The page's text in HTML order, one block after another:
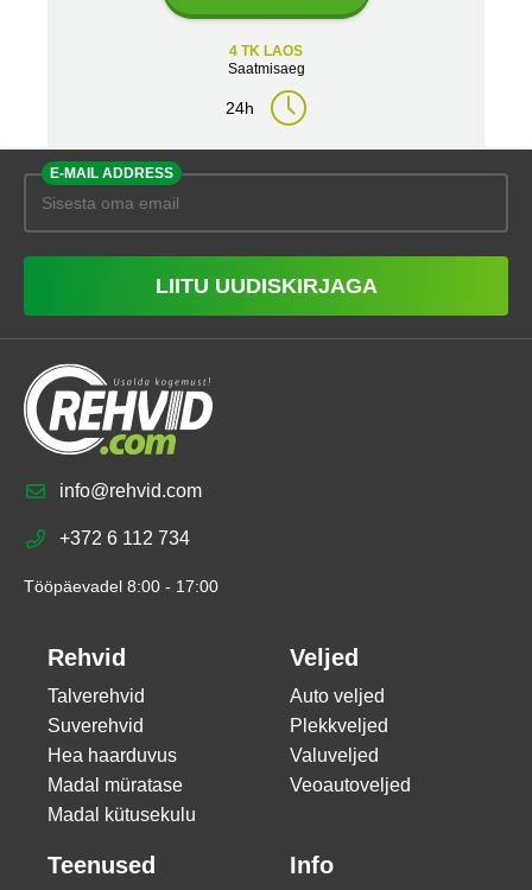
4 TK LAOS
Saatmisaeg
24h
E-MAIL ADDRESS
LIITU UUDISKIRJAGA
info@rehvid.com
+372 6 112 734
Tööpäevadel 8:00 - 17:00
Rehvid
Talverehvid
Suverehvid
Hea haarduvus
Madal müratase
Madal kütusekulu
Veljed
Auto veljed
Plekkveljed
Valuveljed
Veoautoveljed
Teenused Info